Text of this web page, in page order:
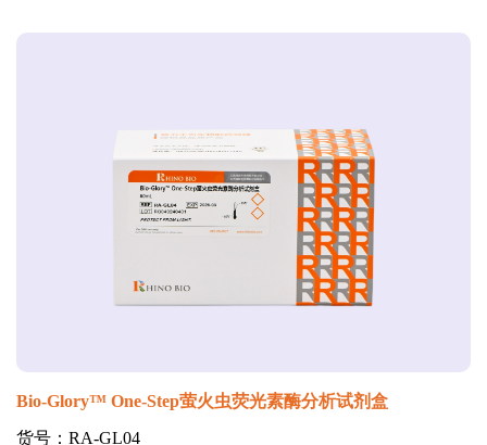
Bio-Glory™ One-Step萤火虫荧光素酶分析试剂盒
货号：RA-GL04